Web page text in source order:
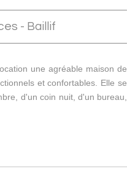
- Baillif
une agréable maison de
et confortables. Elle se
d'un coin nuit, d'un bureau,